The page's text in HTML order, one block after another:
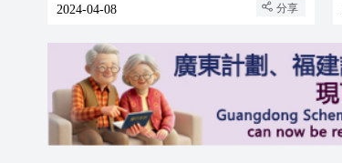
2024-04-08 分享